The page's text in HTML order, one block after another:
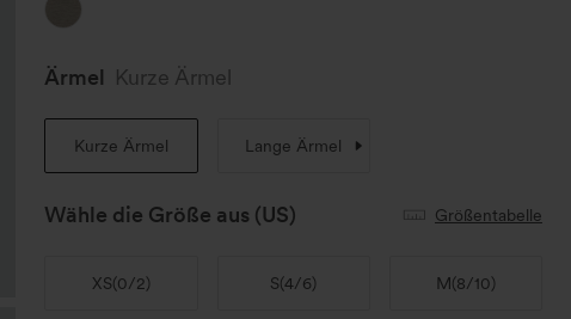
Ärmel Kurze Ärmel
Kurze Ärmel Lange Ärmel
Wähle die Größe aus (US) Größentabelle
XS(0/2) S(4/6) M(8/10)